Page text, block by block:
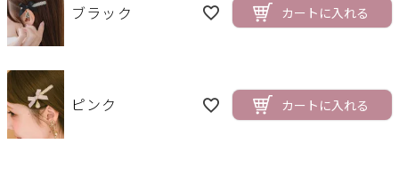
ブラック カートに入れる
ピンク カートに入れる